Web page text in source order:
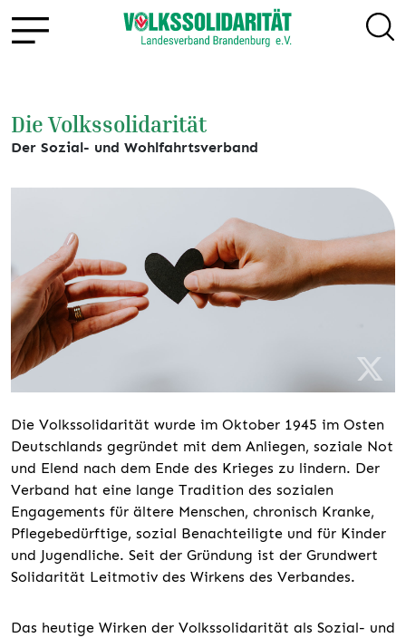
Die Volkssolidarität
Der Sozial- und Wohlfahrtsverband
Die Volkssolidarität wurde im Oktober 1945 im Osten
Deutschlands gegründet mit dem Anliegen, soziale Not
und Elend nach dem Ende des Krieges zu lindern. Der
Verband hat eine lange Tradition des sozialen
Engagements für ältere Menschen, chronisch Kranke,
Pflegebedürftige, sozial Benachteiligte und für Kinder
und Jugendliche. Seit der Gründung ist der Grundwert
Solidarität Leitmotiv des Wirkens des Verbandes.
Das heutige Wirken der Volkssolidarität als Sozial- und